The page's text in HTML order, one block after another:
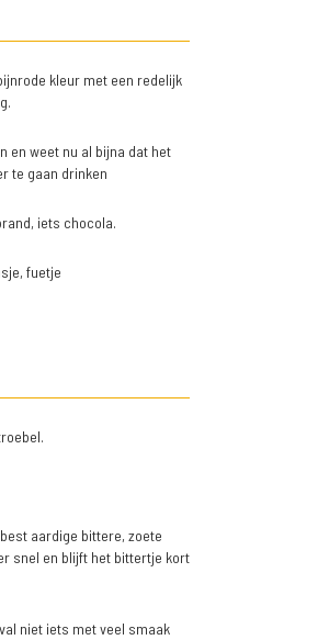
kleur met een redelijk
en weet nu al bijna dat het
te gaan drinken
iets chocola.
fuetje
aardige bittere, zoete
snel en blijft het bittertje kort
niet iets met veel smaak